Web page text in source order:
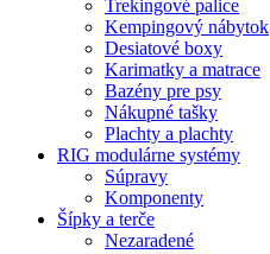
Trekingové palice
Kempingový nábytok
Desiatové boxy
Karimatky a matrace
Bazény pre psy
Nákupné tašky
Plachty a plachty
RIG modulárne systémy
Súpravy
Komponenty
Šípky a terče
Nezaradené